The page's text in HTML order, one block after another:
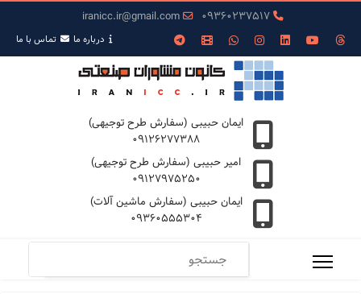
09360237517
iranicc.ir@gmail.com
درباره ما تمـاس با ما
ایمان حبیبی (سفارش طرح توجیهی)
09126277388
امیر حبیبی (سفارش طرح توجیهی)
09127975250
ایمان حبیبی (سفارش ماشین آلات)
09360555304